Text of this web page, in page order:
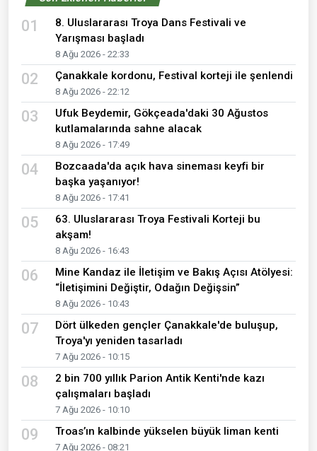
01
8. Uluslararası Troya Dans Festivali ve
Yarışması başladı
8 Ağu 2026 - 22:33
02 Çanakkale kordonu, Festival korteji ile şenlendi
8 Ağu 2026 - 22:12
03
Ufuk Beydemir, Gökçeada'daki 30 Ağustos
kutlamalarında sahne alacak
8 Ağu 2026 - 17:49
04
Bozcaada'da açık hava sineması keyfi bir
başka yaşanıyor!
8 Ağu 2026 - 17:41
05
63. Uluslararası Troya Festivali Korteji bu
akşam!
8 Ağu 2026 - 16:43
06
Mine Kandaz ile İletişim ve Bakış Açısı Atölyesi:
“İletişimini Değiştir, Odağın Değişsin”
8 Ağu 2026 - 10:43
07
Dört ülkeden gençler Çanakkale'de buluşup,
Troya'yı yeniden tasarladı
7 Ağu 2026 - 10:15
08
2 bin 700 yıllık Parion Antik Kenti'nde kazı
çalışmaları başladı
7 Ağu 2026 - 10:10
09 Troas’ın kalbinde yükselen büyük liman kenti
7 Ağu 2026 - 08:21